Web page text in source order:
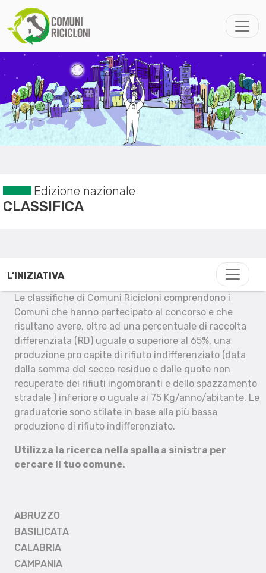
Edizione nazionale
CLASSIFICA
L’INIZIATIVA
Le classifiche di Comuni Ricicloni comprendono i
Comuni che hanno partecipato al concorso e che
risultano avere, oltre ad una percentuale di raccolta
differenziata (RD) uguale o superiore al 65%, una
produzione pro capite di rifiuto indifferenziato (data
dalla somma del secco residuo e dalle quote non
recuperate dei rifiuti ingombranti e dello spazzamento
stradale ) inferiore o uguale ai 75 Kg/anno/abitante. Le
graduatorie sono stilate in base alla più bassa
produzione di rifiuto indifferenziato.
Utilizza la ricerca nella spalla a sinistra per
cercare il tuo comune.
ABRUZZO
BASILICATA
CALABRIA
CAMPANIA